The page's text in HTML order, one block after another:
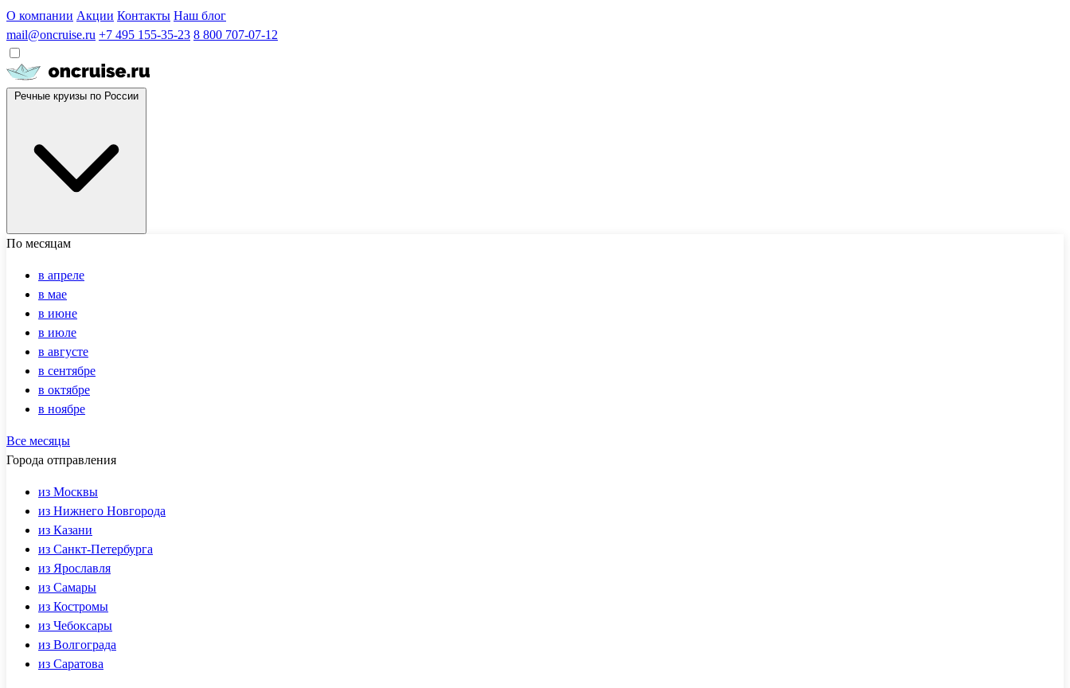
О компании Акции Контакты Наш блог
mail@oncruise.ru +7 495 155-35-23 8 800 707-07-12
По месяцам
в апреле
в мае
в июне
в июле
в августе
в сентябре
в октябре
в ноябре
Все месяцы
Города отправления
из Москвы
из Нижнего Новгорода
из Казани
из Санкт-Петербурга
из Ярославля
из Самары
из Костромы
из Чебоксары
из Волгограда
из Саратова